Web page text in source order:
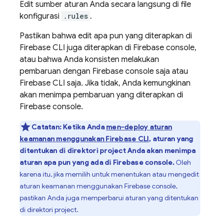
Edit sumber aturan Anda secara langsung di file
konfigurasi
.rules .
Pastikan bahwa edit apa pun yang diterapkan di
Firebase CLI juga diterapkan di Firebase console,
atau bahwa Anda konsisten melakukan
pembaruan dengan Firebase console saja atau
Firebase CLI saja. Jika tidak, Anda kemungkinan
akan menimpa pembaruan yang diterapkan di
Firebase console.
Catatan: Ketika Anda men-deploy aturan
keamanan menggunakan Firebase CLI, aturan yang
ditentukan di direktori project Anda akan menimpa
aturan apa pun yang ada di Firebaseconsole. Oleh
karena itu, jika memilih untuk menentukan atau mengedit
aturan keamanan menggunakan Firebaseconsole,
pastikan Anda juga memperbarui aturan yang ditentukan
di direktori project.